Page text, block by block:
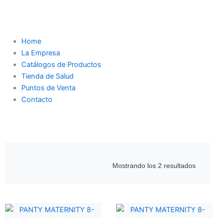
Home
La Empresa
Catálogos de Productos
Tienda de Salud
Puntos de Venta
Contacto
Mostrando los 2 resultados